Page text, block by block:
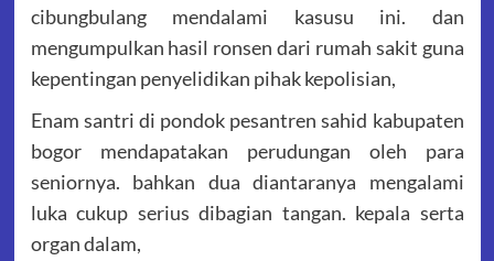
cibungbulang mendalami kasusu ini. dan
mengumpulkan hasil ronsen dari rumah sakit guna
kepentingan penyelidikan pihak kepolisian,
Enam santri di pondok pesantren sahid kabupaten
bogor mendapatakan perudungan oleh para
seniornya. bahkan dua diantaranya mengalami
luka cukup serius dibagian tangan. kepala serta
organ dalam,